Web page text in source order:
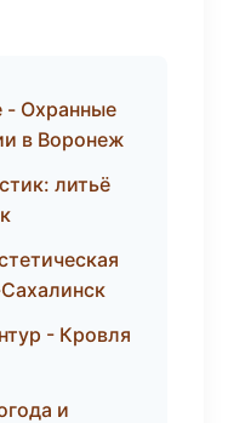
- Охранные
в Воронеж
литьё
- Кровля
и